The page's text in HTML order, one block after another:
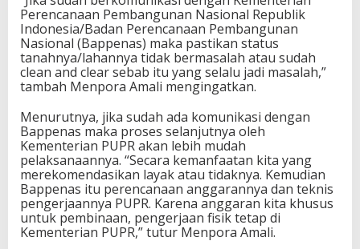
Perencanaan Pembangunan Nasional Republik
Indonesia/Badan Perencanaan Pembangunan
Nasional (Bappenas) maka pastikan status
tanahnya/lahannya tidak bermasalah atau sudah
clean and clear sebab itu yang selalu jadi masalah,”
tambah Menpora Amali mengingatkan.
Menurutnya, jika sudah ada komunikasi dengan
Bappenas maka proses selanjutnya oleh
Kementerian PUPR akan lebih mudah
pelaksanaannya. “Secara kemanfaatan kita yang
merekomendasikan layak atau tidaknya. Kemudian
Bappenas itu perencanaan anggarannya dan teknis
pengerjaannya PUPR. Karena anggaran kita khusus
untuk pembinaan, pengerjaan fisik tetap di
Kementerian PUPR,” tutur Menpora Amali.